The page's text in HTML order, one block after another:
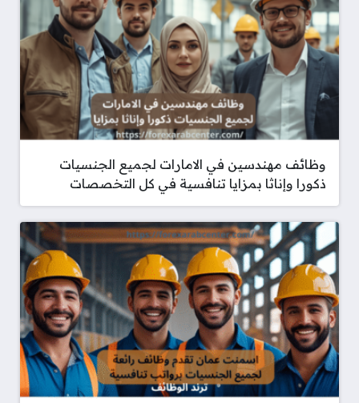
وظائف مهندسين في الامارات لجميع الجنسيات
ذكورا وإناثا بمزايا تنافسية في كل التخصصات